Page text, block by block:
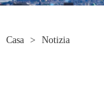
Casa > Notizia